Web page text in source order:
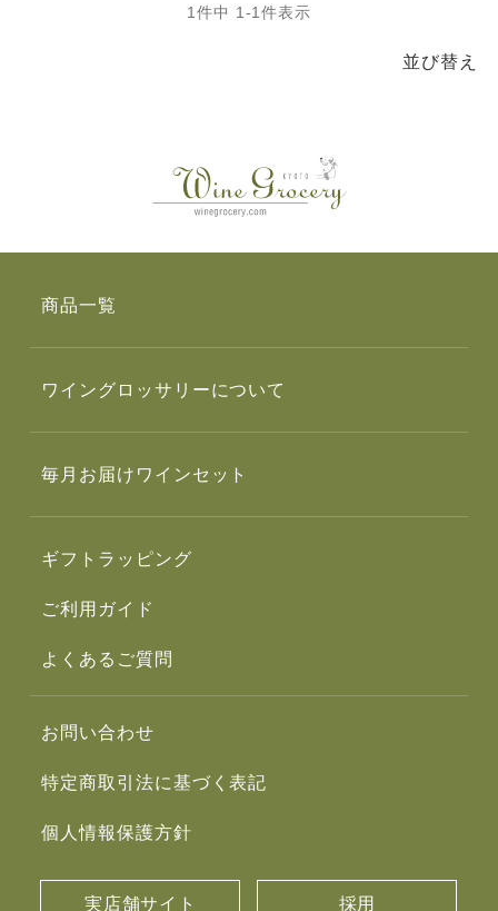
並び替え
1 件中 1 -1件表示
商品一覧
ワイングロッサリーについて
毎月お届けワインセット
ギフトラッピング
ご利用ガイド
よくあるご質問
お問い合わせ
特定商取引法に基づく表記
個人情報保護方針
実店舗サイト 採用